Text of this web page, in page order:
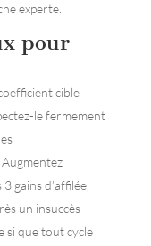
experte.
pour
cible
le fermement
Augmentez
gains d’affilée,
un insuccès
si que tout cycle